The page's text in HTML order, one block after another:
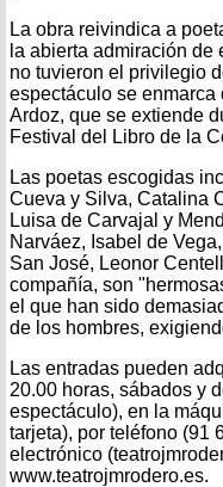
La obra reivindica a
la abierta admiración
no tuvieron el privilegio
espectáculo se enmarca
Ardoz, que se extiende
Festival del Libro de la
Las poetas escogidas
Cueva y Silva, Catalina
Luisa de Carvajal y
Narváez, Isabel de
San José, Leonor
compañía, son
el que han sido
de los hombres,
Las entradas pueden
20.00 horas, sábados y
espectáculo), en la
tarjeta), por teléfono (91
electrónico
www.teatrojmrodero.es.